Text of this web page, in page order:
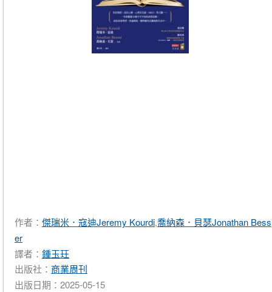
作者： 傑瑞米．寇迪Jeremy Kourdi,喬納森．貝瑟Jonathan Bess
er
譯者： 鍾玉玨
出版社： 商業周刊
出版日期：2025-05-15